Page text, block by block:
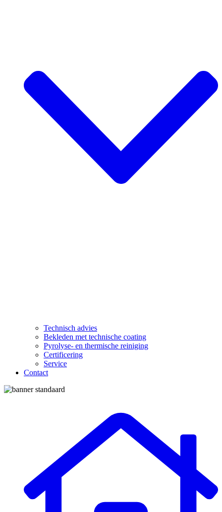
Technisch advies
Bekleden met technische coating
Pyrolyse- en thermische reiniging
Certificering
Service
Contact